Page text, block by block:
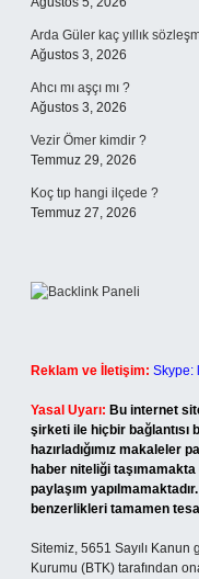
Arda Güler kaç yıllık
Ağustos 3, 2026
Ahcı mı aşçı mı ?
Ağustos 3, 2026
Vezir Ömer kimdir ?
Temmuz 29, 2026
Koç tıp hangi ilçede ?
Temmuz 27, 2026
Reklam ve İletişim: Skype:
Yasal Uyarı: Bu internet
şirketi ile hiçbir bağlantısı
hazırladığımız makaleler
haber niteliği
paylaşım
benzerlikleri tamamen
Sitemiz, 5651 Sayılı
Kurumu (BTK) tarafından